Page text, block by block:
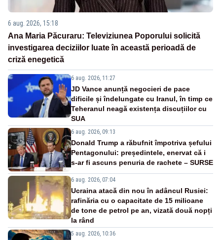
6 aug. 2026, 15:18
Ana Maria Păcuraru: Televiziunea Poporului solicită
investigarea deciziilor luate în această perioadă de
criză enegetică
6 aug. 2026, 11:27
JD Vance anunță negocieri de pace
dificile și îndelungate cu Iranul, în timp ce
Teheranul neagă existența discuțiilor cu
SUA
6 aug. 2026, 09:13
Donald Trump a răbufnit împotriva șefului
Pentagonului: președintele, enervat că i
s-ar fi ascuns penuria de rachete – SURSE
6 aug. 2026, 07:04
Ucraina atacă din nou în adâncul Rusiei:
rafinăria cu o capacitate de 15 milioane
de tone de petrol pe an, vizată două nopți
la rând
5 aug. 2026, 10:36